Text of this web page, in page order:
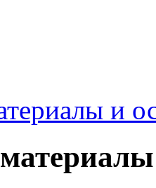
и